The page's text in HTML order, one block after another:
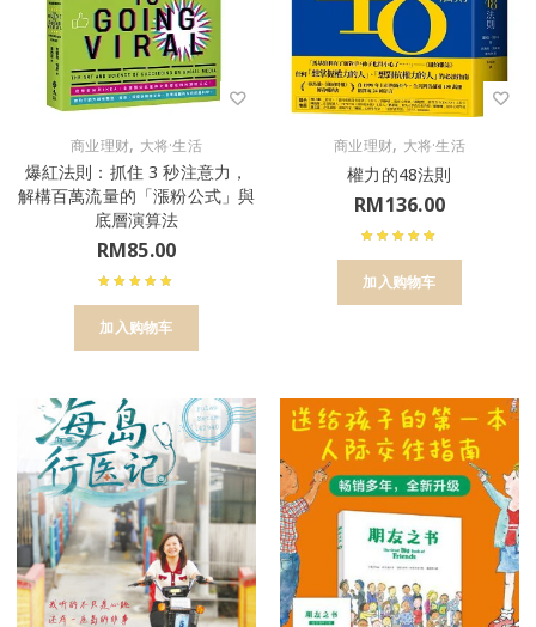
商业理财, 大将·生活
爆紅法則：抓住 3 秒注意力，
解構百萬流量的「漲粉公式」與
底層演算法
RM85.00
加入购物车
商业理财, 大将·生活
權力的48法則
RM136.00
加入购物车